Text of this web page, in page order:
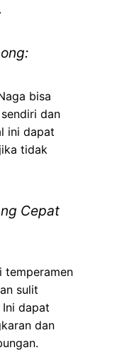
bisa
dan
ini dapat
tidak
Cepat
temperamen
sulit
dapat
dan